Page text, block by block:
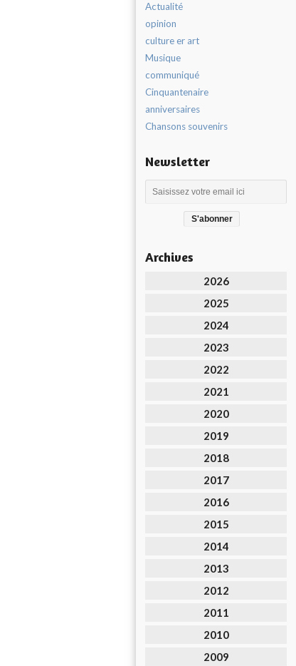
Actualité
opinion
culture er art
Musique
communiqué
Cinquantenaire
anniversaires
Chansons souvenirs
Newsletter
Archives
2026
2025
2024
2023
2022
2021
2020
2019
2018
2017
2016
2015
2014
2013
2012
2011
2010
2009